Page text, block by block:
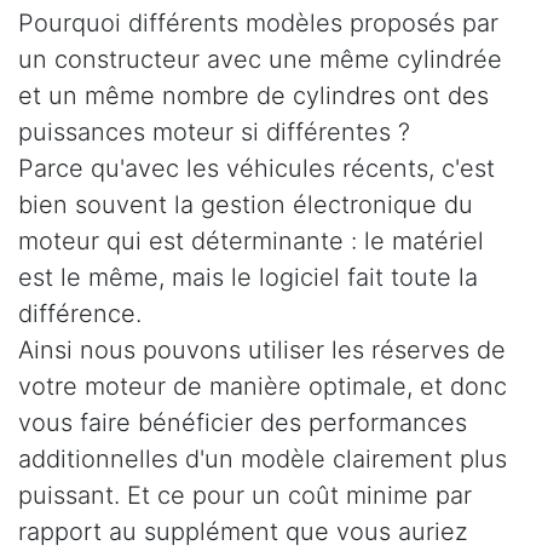
Pourquoi différents modèles proposés par
un constructeur avec une même cylindrée
et un même nombre de cylindres ont des
puissances moteur si différentes ?
Parce qu'avec les véhicules récents, c'est
bien souvent la gestion électronique du
moteur qui est déterminante : le matériel
est le même, mais le logiciel fait toute la
différence.
Ainsi nous pouvons utiliser les réserves de
votre moteur de manière optimale, et donc
vous faire bénéficier des performances
additionnelles d'un modèle clairement plus
puissant. Et ce pour un coût minime par
rapport au supplément que vous auriez